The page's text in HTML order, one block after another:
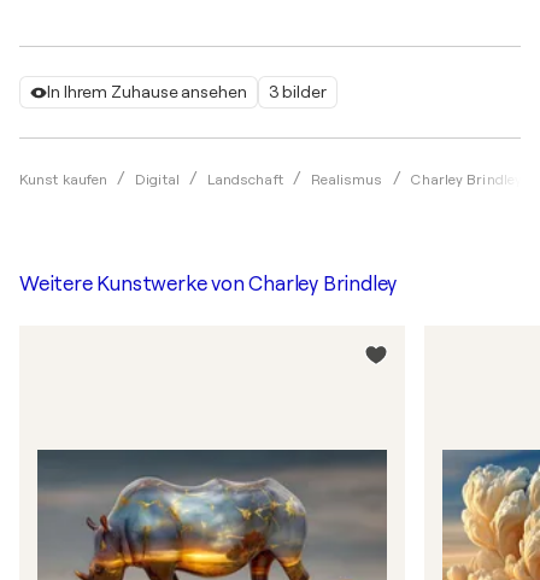
In Ihrem Zuhause ansehen 3 bilder
Kunst kaufen Digital Landschaft Realismus Charley Brindley
Weitere Kunstwerke vonCharley Brindley